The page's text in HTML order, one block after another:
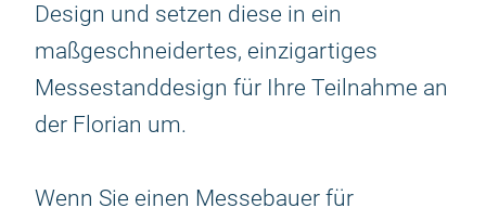
Design und setzen diese in ein
maßgeschneidertes, einzigartiges
Messestanddesign für Ihre Teilnahme an
der Florian um.
Wenn Sie einen Messebauer für